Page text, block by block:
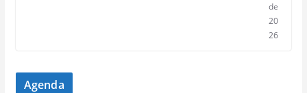
de
20
26
Agenda